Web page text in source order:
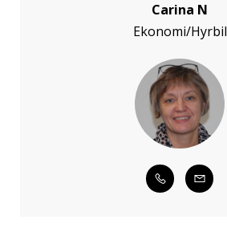
Carina N
Ekonomi/Hyrbil